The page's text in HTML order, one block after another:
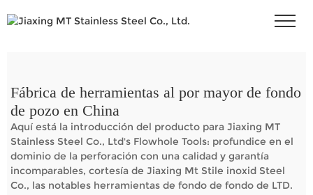
Fábrica de herramientas al por mayor de fondo
de pozo en China
Aquí está la introducción del producto para Jiaxing MT
Stainless Steel Co., Ltd's Flowhole Tools: profundice en el
dominio de la perforación con una calidad y garantía
incomparables, cortesía de Jiaxing Mt Stile inoxid Steel
Co., las notables herramientas de fondo de fondo de LTD.